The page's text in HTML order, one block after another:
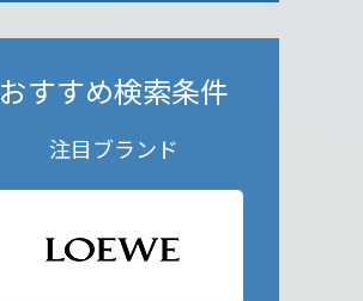
おすすめ検索条件
注目ブランド